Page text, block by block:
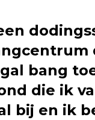
bang
die ik
bij en ik